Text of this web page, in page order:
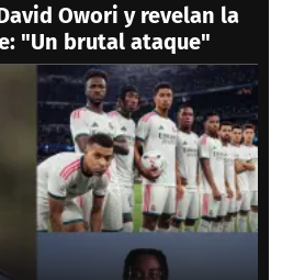
Owori y revelan la
"Un brutal ataque"